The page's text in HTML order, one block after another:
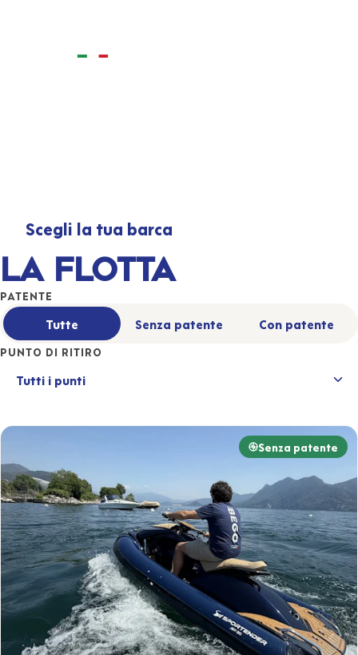
Il Lago Maggiore
Scegli la tua barca
La flotta
PATENTE
Tutte Senza patente Con patente
PUNTO DI RITIRO
Senza patente